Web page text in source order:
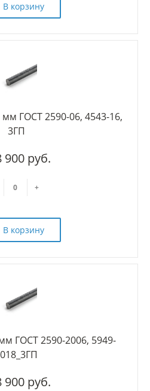
В корзину
мм ГОСТ 2590-06, 4543-16,
3ГП
900 руб.
+
В корзину
ГОСТ 2590-2006, 5949-
900 руб.